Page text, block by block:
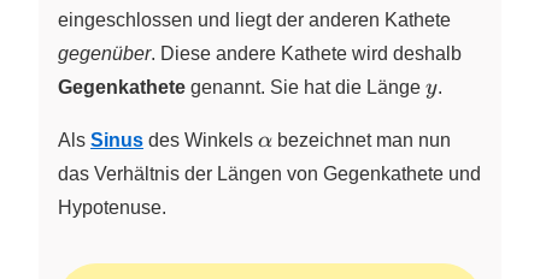
eingeschlossen und liegt der anderen Kathete
gegenüber. Diese andere Kathete wird deshalb
Gegenkathete genannt. Sie hat die Länge y
y.
Als Sinus des Winkels \alpha
α bezeichnet man nun
das Verhältnis der Längen von Gegenkathete und
Hypotenuse.